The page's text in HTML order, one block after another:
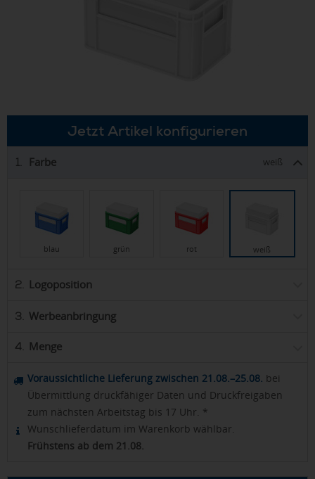
Jetzt Artikel konfigurieren
1. Farbe weiß
blau grün rot weiß
2. Logoposition
3. Werbeanbringung
4. Menge
Voraussichtliche Lieferung zwischen 21.08.–25.08. bei
Übermittlung druckfähiger Daten und Druckfreigaben
zum nächsten Arbeitstag bis 17 Uhr. *
Wunschlieferdatum im Warenkorb wählbar.
Frühstens ab dem 21.08.